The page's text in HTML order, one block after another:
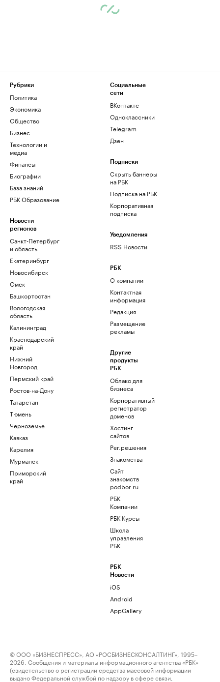
Рубрики
Политика
Экономика
Общество
Бизнес
Технологии и
медиа
Финансы
Биографии
База знаний
РБК Образование
Новости
регионов
Санкт-Петербург
и область
Екатеринбург
Новосибирск
Омск
Башкортостан
Вологодская
область
Калининград
Краснодарский
край
Нижний
Новгород
Пермский край
Ростов-на-Дону
Татарстан
Тюмень
Черноземье
Кавказ
Карелия
Мурманск
Приморский
край
Социальные
сети
ВКонтакте
Одноклассники
Telegram
Дзен
Подписки
Скрыть баннеры
на РБК
Подписка на РБК
Корпоративная
подписка
Уведомления
RSS Новости
РБК
О компании
Контактная
информация
Редакция
Размещение
рекламы
Другие
продукты
РБК
Облако для
бизнеса
Корпоративный
регистратор
доменов
Хостинг
сайтов
Рег.решения
Знакомства
Сайт
знакомств
podbor.ru
РБК
Компании
РБК Курсы
Школа
управления
РБК
РБК
Новости
iOS
Android
AppGallery
© ООО «БИЗНЕСПРЕСС», АО «РОСБИЗНЕСКОНСАЛТИНГ», 1995–
2026. Сообщения и материалы информационного агентства «РБК»
(свидетельство о регистрации средства массовой информации
выдано Федеральной службой по надзору в сфере связи,